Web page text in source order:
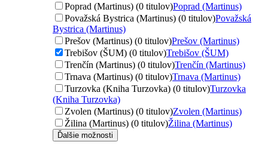
Poprad (Martinus) (0 titulov)Poprad (Martinus)
Považská Bystrica (Martinus) (0 titulov)Považská
Bystrica (Martinus)
Prešov (Martinus) (0 titulov)Prešov (Martinus)
Trebišov (ŠUM) (0 titulov)Trebišov (ŠUM)
Trenčín (Martinus) (0 titulov)Trenčín (Martinus)
Trnava (Martinus) (0 titulov)Trnava (Martinus)
Turzovka (Kniha Turzovka) (0 titulov)Turzovka
(Kniha Turzovka)
Zvolen (Martinus) (0 titulov)Zvolen (Martinus)
Žilina (Martinus) (0 titulov)Žilina (Martinus)
Ďalšie možnosti